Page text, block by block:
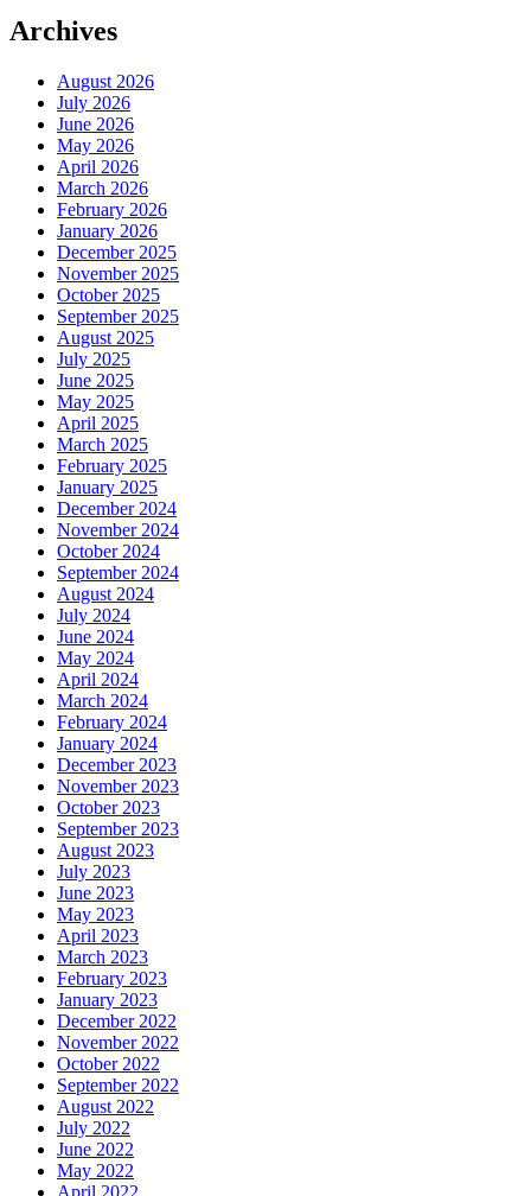
Archives
August 2026
July 2026
June 2026
May 2026
April 2026
March 2026
February 2026
January 2026
December 2025
November 2025
October 2025
September 2025
August 2025
July 2025
June 2025
May 2025
April 2025
March 2025
February 2025
January 2025
December 2024
November 2024
October 2024
September 2024
August 2024
July 2024
June 2024
May 2024
April 2024
March 2024
February 2024
January 2024
December 2023
November 2023
October 2023
September 2023
August 2023
July 2023
June 2023
May 2023
April 2023
March 2023
February 2023
January 2023
December 2022
November 2022
October 2022
September 2022
August 2022
July 2022
June 2022
May 2022
April 2022